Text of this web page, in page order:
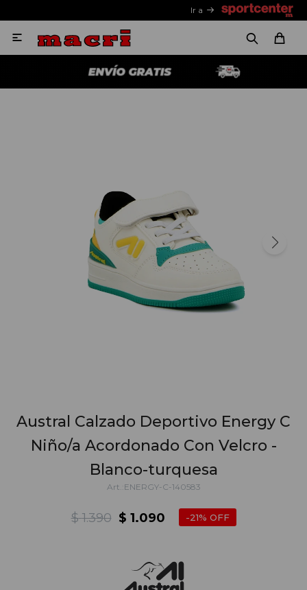
Ir a

Austral Calzado Deportivo Energy C
Niño/a Acordonado Con Velcro -
Blanco-turquesa
ENERGY-C-140583
$ 1.090
$ 1.390 21